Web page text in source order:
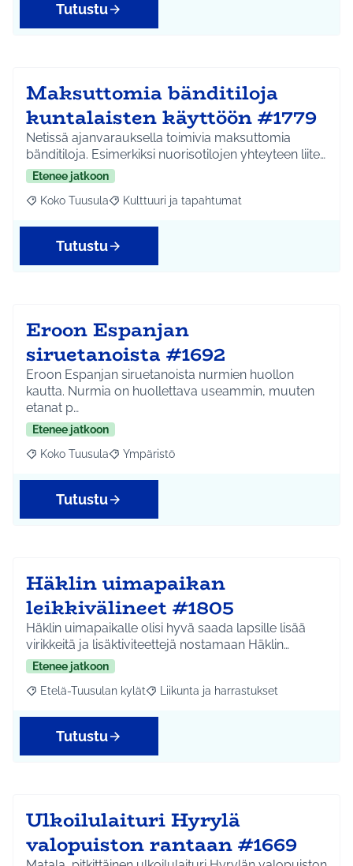
Tutustu
Maksuttomia bänditiloja
kuntalaisten käyttöön #1779
Netissä ajanvarauksella toimivia maksuttomia
bänditiloja. Esimerkiksi nuorisotilojen yhteyteen liite…
Etenee jatkoon
Rajaa tulokset aihepiirin mukaan: Koko Tuusula
Koko Tuusula Rajaa tulokset teeman mukaan: Kulttuuri ja
Kulttuuri ja tapahtumat
Tutustu
Eroon Espanjan
siruetanoista #1692
Eroon Espanjan siruetanoista nurmien huollon
kautta. Nurmia on huollettava useammin, muuten
etanat p…
Etenee jatkoon
Rajaa tulokset aihepiirin mukaan: Koko Tuusula
Koko Tuusula Rajaa tulokset teeman mukaan: Ympäristö
Ympäristö
Tutustu
Häklin uimapaikan
leikkivälineet #1805
Häklin uimapaikalle olisi hyvä saada lapsille lisää
virikkeitä ja lisäktiviteettejä nostamaan Häklin…
Etenee jatkoon
Rajaa tulokset aihepiirin mukaan: Etelä-Tuusulan kylät
Etelä-Tuusulan kylät Rajaa tulokset teeman mukaan:
Liikunta ja harrastukset
Tutustu
Ulkoilulaituri Hyrylä
valopuiston rantaan #1669